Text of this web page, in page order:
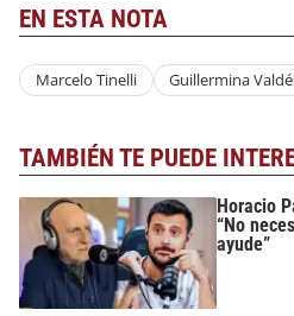
EN ESTA NOTA
Marcelo Tinelli Guillermina
TAMBIÉN TE PUEDE
Horacio
“No
ayude”